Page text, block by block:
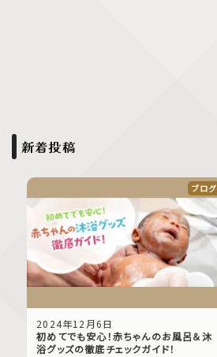
新着投稿
ブログ
2024年12月6日
初めてでも安心！赤ちゃんのお風呂＆沐
浴グッズの徹底チェックガイド！